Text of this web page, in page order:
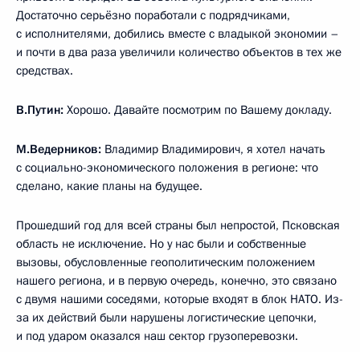
Достаточно серьёзно поработали с подрядчиками,
с исполнителями, добились вместе с владыкой экономии –
и почти в два раза увеличили количество объектов в тех же
средствах.
В.Путин: Хорошо. Давайте посмотрим по Вашему докладу.
М.Ведерников: Владимир Владимирович, я хотел начать
с социально-экономического положения в регионе: что
сделано, какие планы на будущее.
Прошедший год для всей страны был непростой, Псковская
область не исключение. Но у нас были и собственные
вызовы, обусловленные геополитическим положением
нашего региона, и в первую очередь, конечно, это связано
с двумя нашими соседями, которые входят в блок НАТО. Из-
за их действий были нарушены логистические цепочки,
и под ударом оказался наш сектор грузоперевозки.